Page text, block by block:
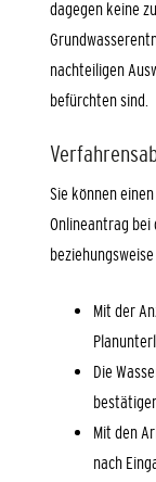
dagegen keine
nachteiligen
befürchten sind.
Sie können
Onlineantrag bei
Mit der
Die
Mit den
nach